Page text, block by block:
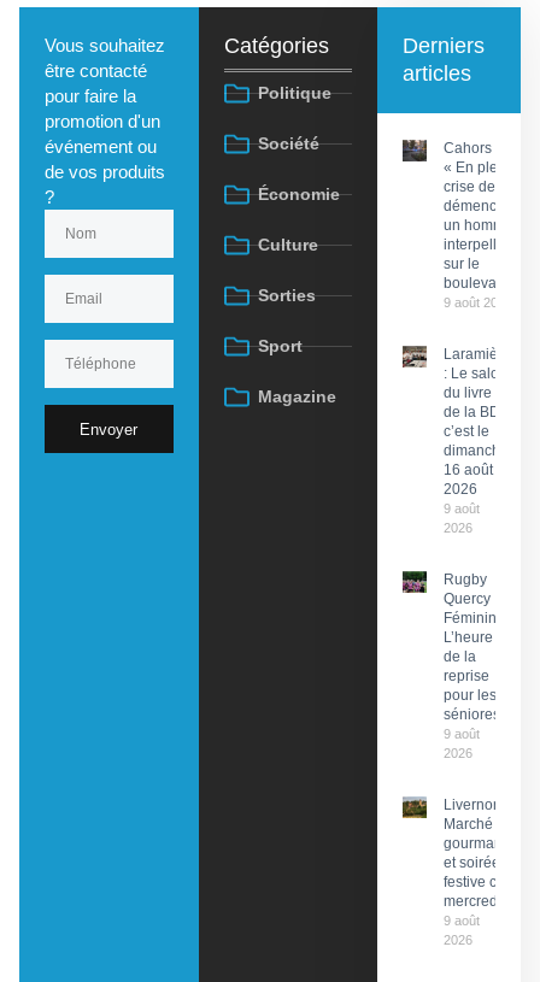
Vous souhaitez
être contacté
pour faire la
promotion d'un
événement ou
de vos produits
?
Envoyer
Catégories
Politique
Société
Économie
Culture
Sorties
Sport
Magazine
Derniers
articles
Cahors :
« En pleine
crise de
démence »,
un homme
interpellé
sur le
boulevard
9 août 2026
Laramière
: Le salon
du livre et
de la BD,
c’est le
dimanche
16 août
2026
9 août
2026
Rugby
Quercy
Féminin :
L’heure
de la
reprise
pour les
séniores
9 août
2026
Livernon :
Marché
gourmand
et soirée
festive ce
mercredi
9 août
2026